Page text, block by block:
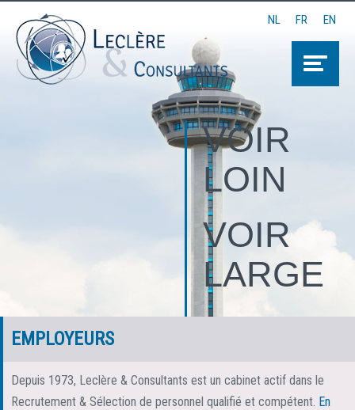
VOIR
LOIN
VOIR
LARGE
VOIR
JUSTE
NL FR EN
EMPLOYEURS
Depuis 1973, Leclère & Consultants est un cabinet actif dans le
Recrutement & Sélection de personnel qualifié et compétent. En